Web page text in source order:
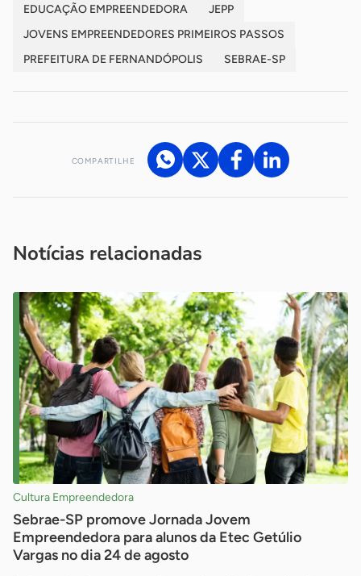
EDUCAÇÃO EMPREENDEDORA
JEPP
JOVENS EMPREENDEDORES PRIMEIROS PASSOS
PREFEITURA DE FERNANDÓPOLIS
SEBRAE-SP
COMPARTILHE
Notícias relacionadas
Cultura Empreendedora
Sebrae-SP promove Jornada Jovem
Empreendedora para alunos da Etec Getúlio
Vargas no dia 24 de agosto